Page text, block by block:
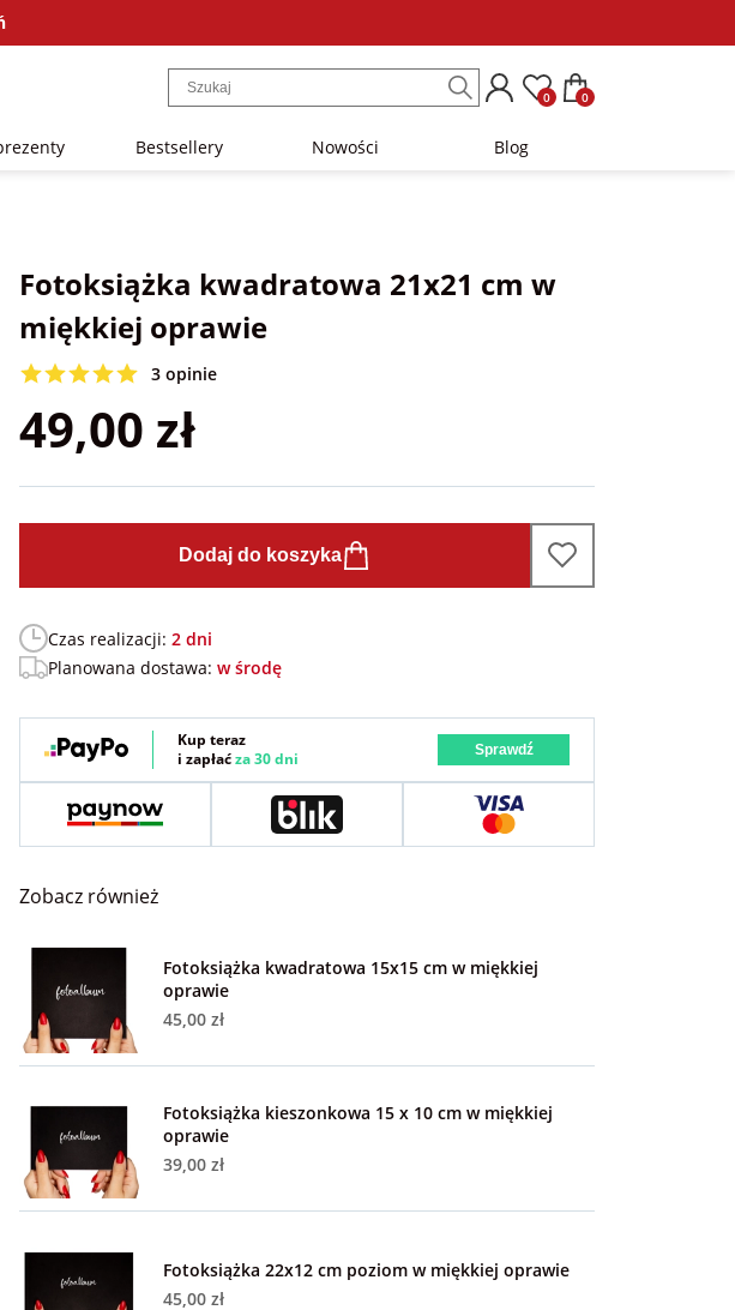
0 0
Bestsellery Nowości Blog
Fotoksiążka kwadratowa 21x21 cm w
miękkiej oprawie
3 opinie
49,00 zł
Dodaj do koszyka
Czas realizacji: 2 dni
Planowana dostawa: w środę
Kup teraz
i zapłaćza 30 dni Sprawdź
Zobacz również
Fotoksiążka kwadratowa 15x15 cm w miękkiej
oprawie
45,00 zł
Fotoksiążka kieszonkowa 15 x 10 cm w miękkiej
oprawie
39,00 zł
Fotoksiążka 22x12 cm poziom w miękkiej oprawie
45,00 zł